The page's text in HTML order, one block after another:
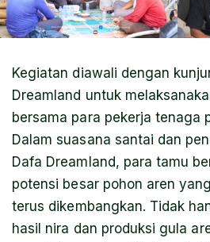
Kegiatan diawali dengan
Dreamland untuk
bersama para pekerja tenaga
Dalam suasana santai dan
Dafa Dreamland, para tamu
potensi besar pohon aren
terus dikembangkan. Tidak
hasil nira dan produksi gula